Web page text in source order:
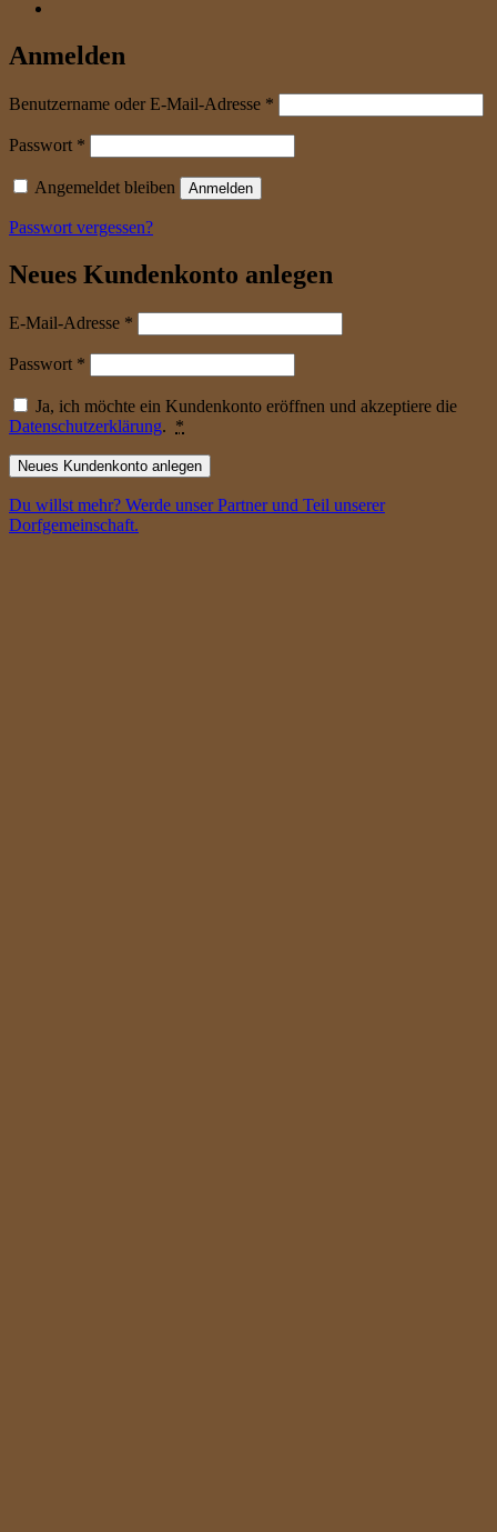
Anmelden
Benutzername oder E-Mail-Adresse *
Passwort *
Angemeldet bleiben Anmelden
Passwort vergessen?
Neues Kundenkonto anlegen
E-Mail-Adresse *
Passwort *
Ja, ich möchte ein Kundenkonto eröffnen und akzeptiere die
Datenschutzerklärung. *
Neues Kundenkonto anlegen
Du willst mehr? Werde unser Partner und Teil unserer
Dorfgemeinschaft.